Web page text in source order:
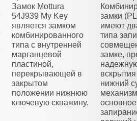
Замок Mottura
54J939 My Key
является замком
комбинированного
типа с внутренней
марганцевой
пластиной,
перекрывающей в
закрытом
положении нижнюю
ключевую скважину.
замки
имеют
типа
замке,
нижний